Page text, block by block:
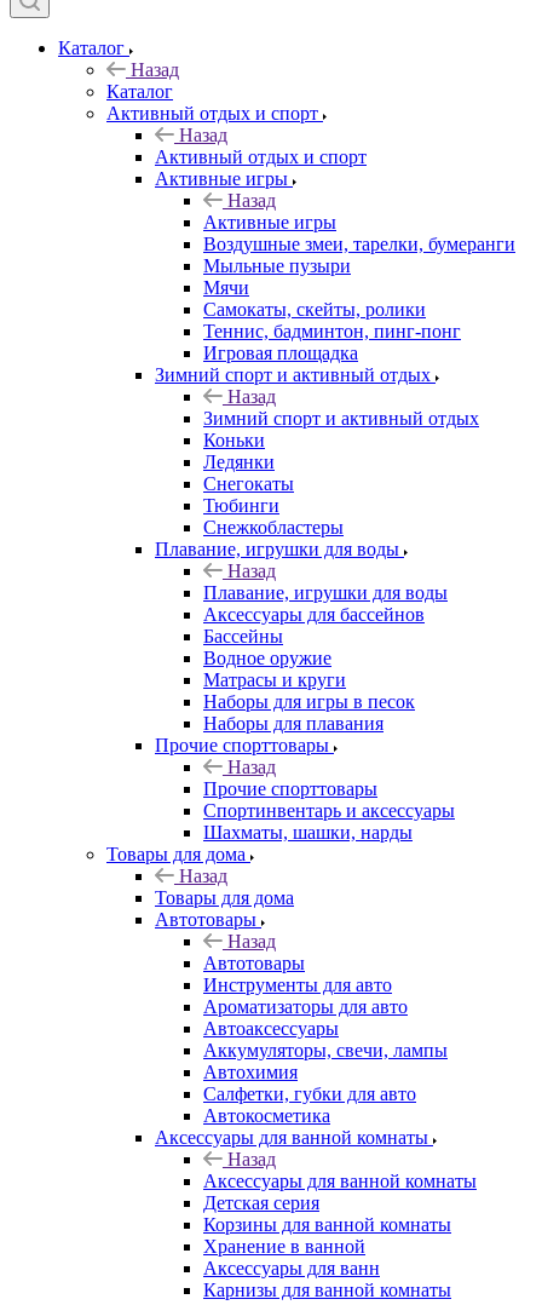
Каталог
Назад
Каталог
Активный отдых и спорт
Назад
Активный отдых и спорт
Активные игры
Назад
Активные игры
Воздушные змеи, тарелки, бумеранги
Мыльные пузыри
Мячи
Самокаты, скейты, ролики
Теннис, бадминтон, пинг-понг
Игровая площадка
Зимний спорт и активный отдых
Назад
Зимний спорт и активный отдых
Коньки
Ледянки
Снегокаты
Тюбинги
Снежкобластеры
Плавание, игрушки для воды
Назад
Плавание, игрушки для воды
Аксессуары для бассейнов
Бассейны
Водное оружие
Матрасы и круги
Наборы для игры в песок
Наборы для плавания
Прочие спорттовары
Назад
Прочие спорттовары
Спортинвентарь и аксессуары
Шахматы, шашки, нарды
Товары для дома
Назад
Товары для дома
Автотовары
Назад
Автотовары
Инструменты для авто
Ароматизаторы для авто
Автоаксессуары
Аккумуляторы, свечи, лампы
Автохимия
Салфетки, губки для авто
Автокосметика
Аксессуары для ванной комнаты
Назад
Аксессуары для ванной комнаты
Детская серия
Корзины для ванной комнаты
Хранение в ванной
Аксессуары для ванн
Карнизы для ванной комнаты